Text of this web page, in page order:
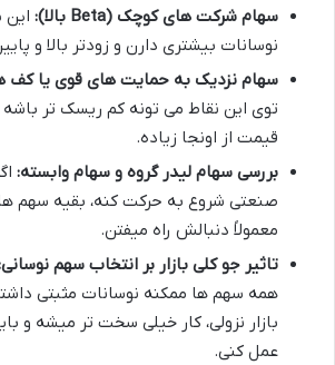
سهام شرکت های کوچک (Beta بالا):
این
نوسانات بیشتری دارن و زودتر بالا و
سهام نزدیک به حمایت های قوی یا کف
توی این نقاط می تونه کم ریسک تر
قیمت از اونجا زیاده.
بررسی سهام لیدر گروه و سهام وابسته:
صنعتی شروع به حرکت کنه، بقیه سهم
معمولاً دنبالش راه میفتن.
تاثیر جو کلی بازار بر انتخاب سهم
همه سهم ها ممکنه نوسانات مثبتی
بازار نزولی، کار خیلی سخت تر میشه و
عمل کنی.